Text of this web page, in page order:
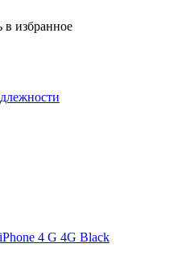
в избранное
4 G 4G Black